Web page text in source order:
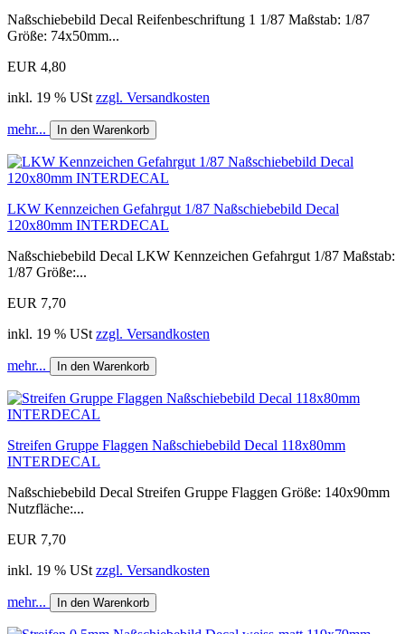
Naßschiebebild Decal Reifenbeschriftung 1 1/87 Maßstab: 1/87
Größe: 74x50mm...
EUR 4,80
inkl. 19 % USt zzgl. Versandkosten
mehr... In den Warenkorb
LKW Kennzeichen Gefahrgut 1/87 Naßschiebebild Decal
120x80mm INTERDECAL
Naßschiebebild Decal LKW Kennzeichen Gefahrgut 1/87 Maßstab:
1/87 Größe:...
EUR 7,70
inkl. 19 % USt zzgl. Versandkosten
mehr... In den Warenkorb
Streifen Gruppe Flaggen Naßschiebebild Decal 118x80mm
INTERDECAL
Naßschiebebild Decal Streifen Gruppe Flaggen Größe: 140x90mm
Nutzfläche:...
EUR 7,70
inkl. 19 % USt zzgl. Versandkosten
mehr... In den Warenkorb